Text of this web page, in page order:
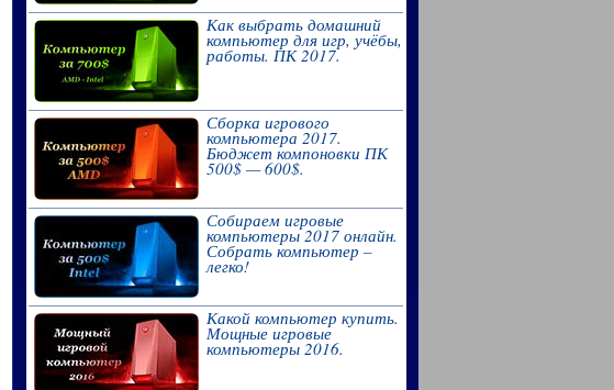
Как выбрать домашний
компьютер для игр, учёбы,
работы. ПК 2017.
Сборка игрового
компьютера 2017.
Бюджет компоновки ПК
500$ — 600$.
Собираем игровые
компьютеры 2017 онлайн.
Собрать компьютер –
легко!
Какой компьютер купить.
Мощные игровые
компьютеры 2016.